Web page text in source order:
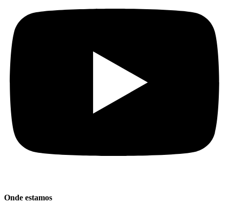
Onde estamos